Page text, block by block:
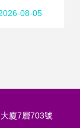
行動，聚
08-05
廈7層703號